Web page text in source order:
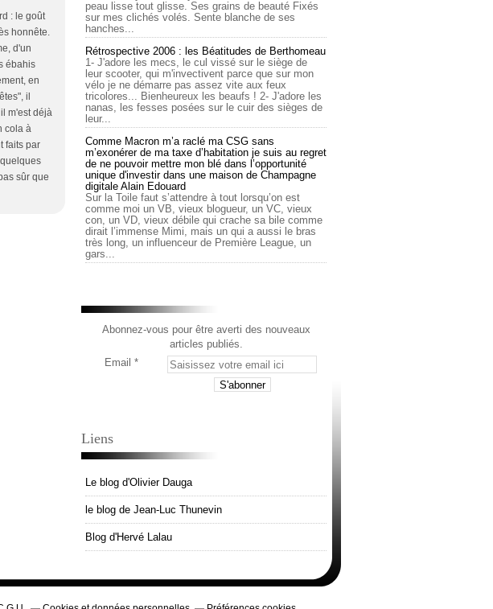
: le goût
honnête.
d'un
ébahis
en
il
m'est déjà
cola à
faits par
sûr que
peau lisse tout glisse. Ses grains de beauté Fixés
sur mes clichés volés. Sente blanche de ses
hanches...
Rétrospective 2006 : les Béatitudes de Berthomeau
1- J'adore les mecs, le cul vissé sur le siège de
leur scooter, qui m'invectivent parce que sur mon
vélo je ne démarre pas assez vite aux feux
tricolores... Bienheureux les beaufs ! 2- J'adore les
nanas, les fesses posées sur le cuir des sièges de
leur...
Comme Macron m’a raclé ma CSG sans
m’exonérer de ma taxe d’habitation je suis au regret
de ne pouvoir mettre mon blé dans l’opportunité
unique d'investir dans une maison de Champagne
digitale Alain Edouard
Sur la Toile faut s’attendre à tout lorsqu’on est
comme moi un VB, vieux blogueur, un VC, vieux
con, un VD, vieux débile qui crache sa bile comme
dirait l’immense Mimi, mais un qui a aussi le bras
très long, un influenceur de Première League, un
gars...
Abonnez-vous pour être averti des nouveaux
articles publiés.
Email
Liens
Le blog d'Olivier Dauga
le blog de Jean-Luc Thunevin
Blog d'Hervé Lalau